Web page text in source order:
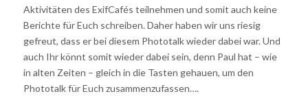
Aktivitäten des ExifCafés teilnehmen und somit auch keine
Berichte für Euch schreiben. Daher haben wir uns riesig
gefreut, dass er bei diesem Phototalk wieder dabei war. Und
auch Ihr könnt somit wieder dabei sein, denn Paul hat – wie
in alten Zeiten – gleich in die Tasten gehauen, um den
Phototalk für Euch zusammenzufassen….